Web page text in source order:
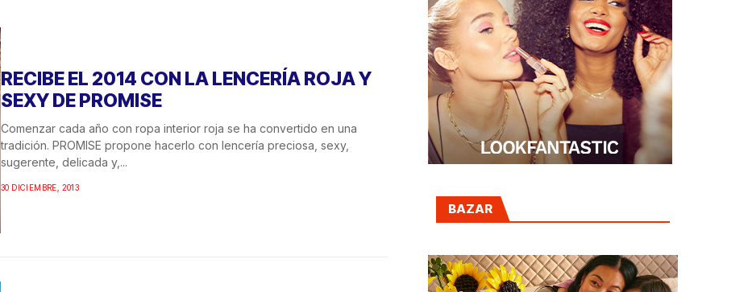
RECIBE EL 2014 CON LA LENCERÍA ROJA Y
SEXY DE PROMISE
Comenzar cada año con ropa interior roja se ha convertido en una
tradición. PROMISE propone hacerlo con lencería preciosa, sexy,
sugerente, delicada y,...
30 DICIEMBRE, 2013
BAZAR